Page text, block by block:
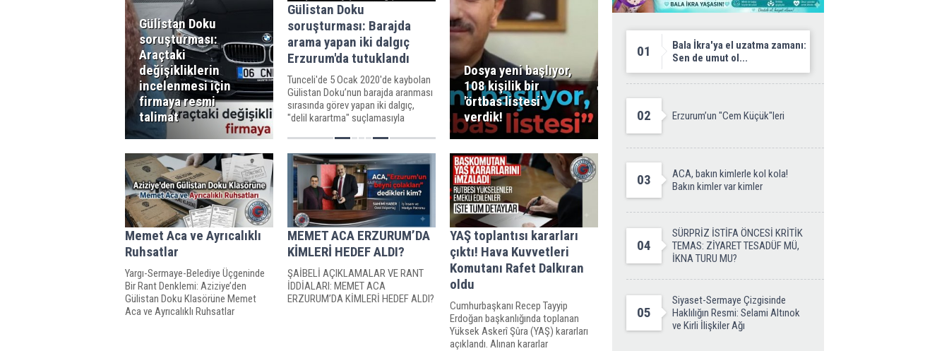
Gülistan Doku
soruşturması:
Araçtaki
değişikliklerin
incelenmesi için
firmaya resmi
talimat
Gülistan Doku
soruşturması: Barajda
arama yapan iki dalgıç
Erzurum'da tutuklandı
Tunceli'de 5 Ocak 2020'de kaybolan
Gülistan Doku’nun barajda aranması
sırasında görev yapan iki dalgıç,
"delil karartma" suçlamasıyla
Dosya yeni başlıyor,
108 kişilik bir
'örtbas listesi'
verdik!
Memet Aca ve Ayrıcalıklı
Ruhsatlar
Yargı-Sermaye-Belediye Üçgeninde
Bir Rant Denklemi: Aziziye’den
Gülistan Doku Klasörüne Memet
Aca ve Ayrıcalıklı Ruhsatlar
MEMET ACA ERZURUM’DA
KİMLERİ HEDEF ALDI?
ŞAİBELİ AÇIKLAMALAR VE RANT
İDDİALARI: MEMET ACA
ERZURUM’DA KİMLERİ HEDEF ALDI?
YAŞ toplantısı kararları
çıktı! Hava Kuvvetleri
Komutanı Rafet Dalkıran
oldu
Cumhurbaşkanı Recep Tayyip
Erdoğan başkanlığında toplanan
Yüksek Askerî Şûra (YAŞ) kararları
açıklandı. Alınan kararlar
01
Bala İkra'ya el uzatma zamanı:
Sen de umut ol...
02 Erzurum’un "Cem Küçük"leri
03
ACA, bakın kimlerle kol kola!
Bakın kimler var kimler
04
SÜRPRİZ İSTİFA ÖNCESİ KRİTİK
TEMAS: ZİYARET TESADÜF MÜ,
İKNA TURU MU?
05
Siyaset-Sermaye Çizgisinde
Haklılığın Resmi: Selami Altınok
ve Kirli İlişkiler Ağı